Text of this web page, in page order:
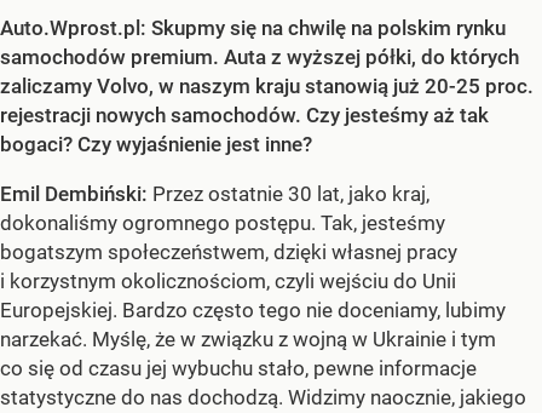
Auto.Wprost.pl: Skupmy się na chwilę na polskim rynku
samochodów premium. Auta z wyższej półki, do których
zaliczamy Volvo, w naszym kraju stanowią już 20-25 proc.
rejestracji nowych samochodów. Czy jesteśmy aż tak
bogaci? Czy wyjaśnienie jest inne?
Emil Dembiński: Przez ostatnie 30 lat, jako kraj,
dokonaliśmy ogromnego postępu. Tak, jesteśmy
bogatszym społeczeństwem, dzięki własnej pracy
i korzystnym okolicznościom, czyli wejściu do Unii
Europejskiej. Bardzo często tego nie doceniamy, lubimy
narzekać. Myślę, że w związku z wojną w Ukrainie i tym
co się od czasu jej wybuchu stało, pewne informacje
statystyczne do nas dochodzą. Widzimy naocznie, jakiego